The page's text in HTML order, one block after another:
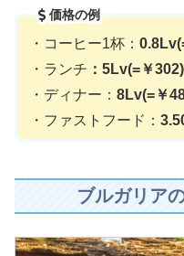
価格の例
・コーヒー1杯：
・ランチ ：5Lv(=￥302)
・ディナー： 8Lv(=￥
・ファストフード：
ブルガリア